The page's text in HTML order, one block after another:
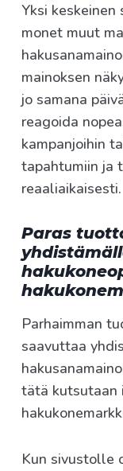
Yksi keskeinen
monet muut
mainoksen
jo samana
reagoida
kampanjoihin
tapahtumiin ja
reaaliaikaisesti.
Paras
Parhaimman
saavuttaa
tätä kutsutaan
Kun sivustolle